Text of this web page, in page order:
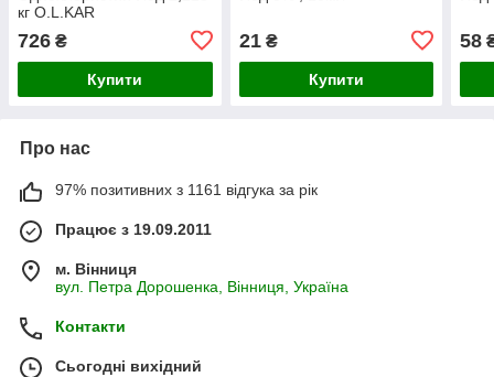
кг O.L.KAR
726 ₴
Купити
21₴
Купити
58
Про нас
97% позитивних з 1161 відгука за рік
Працює з 19.09.2011
м. Вінниця
вул. Петра Дорошенка, Вінниця, Україна
Контакти
Сьогодні вихідний